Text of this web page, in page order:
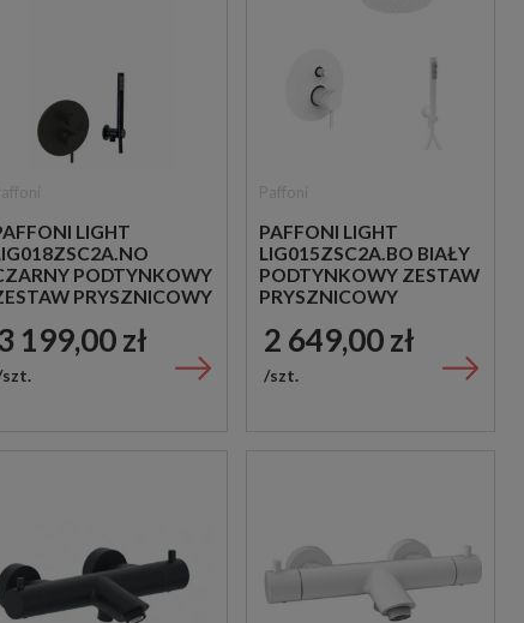
LIGHT
PODTYNKOWY
PRYSZNICOWY
199,00 zł
szt.
PAFFONI LIGHT
LIG015ZSC2A.BO BIAŁY
PODTYNKOWY ZESTAW
PRYSZNICOWY
2 649,00 zł
szt.